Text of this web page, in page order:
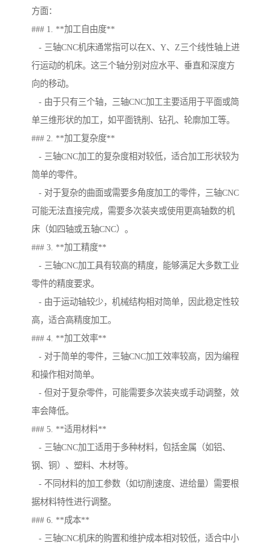
方面：
### 1. **加工自由度**
- 三轴CNC机床通常指可以在X、Y、Z三个线性轴上进
行运动的机床。这三个轴分别对应水平、垂直和深度方
向的移动。
- 由于只有三个轴，三轴CNC加工主要适用于平面或简
单三维形状的加工，如平面铣削、钻孔、轮廓加工等。
### 2. **加工复杂度**
- 三轴CNC加工的复杂度相对较低，适合加工形状较为
简单的零件。
- 对于复杂的曲面或需要多角度加工的零件，三轴CNC
可能无法直接完成，需要多次装夹或使用更高轴数的机
床（如四轴或五轴CNC）。
### 3. **加工精度**
- 三轴CNC加工具有较高的精度，能够满足大多数工业
零件的精度要求。
- 由于运动轴较少，机械结构相对简单，因此稳定性较
高，适合高精度加工。
### 4. **加工效率**
- 对于简单的零件，三轴CNC加工效率较高，因为编程
和操作相对简单。
- 但对于复杂零件，可能需要多次装夹或手动调整，效
率会降低。
### 5. **适用材料**
- 三轴CNC加工适用于多种材料，包括金属（如铝、
钢、铜）、塑料、木材等。
- 不同材料的加工参数（如切削速度、进给量）需要根
据材料特性进行调整。
### 6. **成本**
- 三轴CNC机床的购置和维护成本相对较低，适合中小